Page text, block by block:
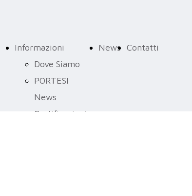
Informazioni
Dove Siamo
PORTESI
News
Certificazioni
News Contatti